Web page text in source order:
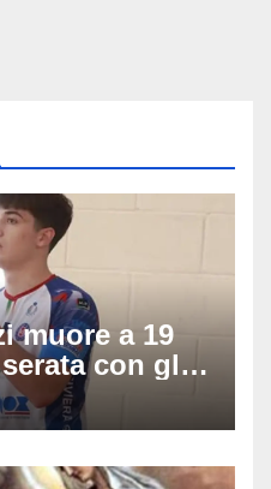
muore a 19
con gli
dello